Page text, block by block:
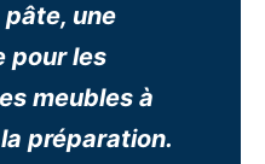
une
pour les
meubles à
préparation.